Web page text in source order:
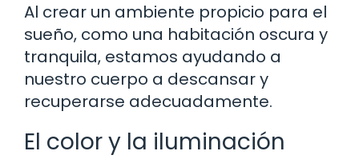
Al crear un ambiente propicio para el
sueño, como una habitación oscura y
tranquila, estamos ayudando a
nuestro cuerpo a descansar y
recuperarse adecuadamente.
El color y la iluminación